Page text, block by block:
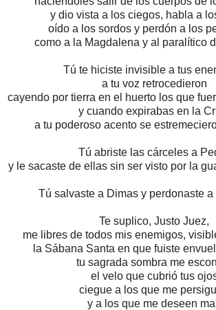
y dio vista a los ciegos, habla a
oído a los sordos y perdón a los
como a la Magdalena y al paralítico
Tú te hiciste invisible a tus
a tu voz retrocedieron
cayendo por tierra en el huerto los que
y cuando expirabas en la
a tu poderoso acento se
Tú abriste las cárceles a
y le sacaste de ellas sin ser visto por la
Tú salvaste a Dimas y perdonaste a
Te suplico, Justo Juez,
me libres de todos mis enemigos,
la Sábana Santa en que fuiste
tu sagrada sombra me
el velo que cubrió tus
ciegue a los que me
y a los que me deseen